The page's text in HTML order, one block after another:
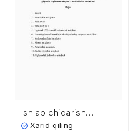
Ishlab chiqarish
xonalari havosidagi
Xarid qiling